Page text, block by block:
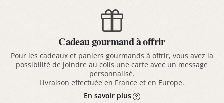
Cadeau gourmand à offrir
Pour les cadeaux et paniers gourmands à offrir, vous avez la
possibilité de joindre au colis une carte avec un message
personnalisé.
Livraison effectuée en France et en Europe.
En savoir plus